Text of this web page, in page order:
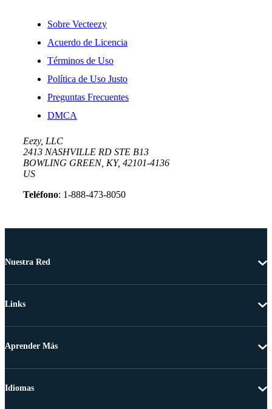
Sobre Vecteezy
Acuerdo de Licencia
Términos de Uso
Política de Uso Justo
Preguntas Frecuentes
DMCA
Eezy, LLC
2413 NASHVILLE RD STE B13
BOWLING GREEN, KY, 42101-4136
US
Teléfono: 1-888-473-8050
Nuestra Red
Links
Aprender Más
Idiomas